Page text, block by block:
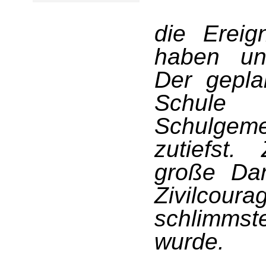
die
haben
Der
zutiefst.
große
wurde.